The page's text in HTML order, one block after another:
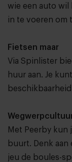
wie een auto wil
in te voeren om
Fietsen maar
Via Spinlister
huur aan. Je
Met Peerby kun
buurt. Denk
jeu de boules-